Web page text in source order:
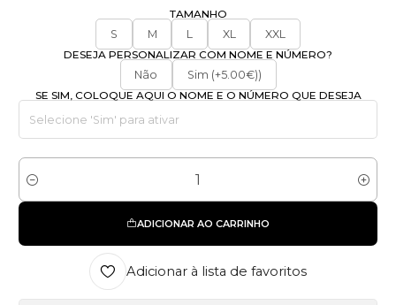
TAMANHO
S
M L XL
XXL
DESEJA PERSONALIZAR COM NOME E NÚMERO?
Não
Sim (+5.00€))
SE SIM, COLOQUE AQUI O NOME E O NÚMERO QUE DESEJA
Quantidade
ADICIONAR AO CARRINHO
Adicionar à lista de favoritos